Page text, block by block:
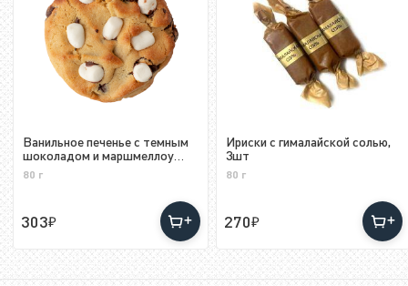
Ванильное печенье с темным
шоколадом и маршмеллоу
Mellow Cookies
80 г
303
Ириски с гималайской солью,
3шт
80 г
270